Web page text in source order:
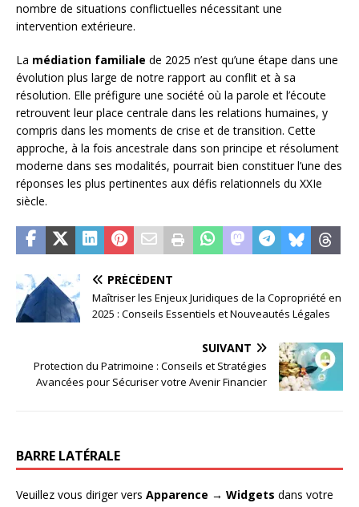
nombre de situations conflictuelles nécessitant une
intervention extérieure.
La médiation familiale de 2025 n’est qu’une étape dans une
évolution plus large de notre rapport au conflit et à sa
résolution. Elle préfigure une société où la parole et l’écoute
retrouvent leur place centrale dans les relations humaines, y
compris dans les moments de crise et de transition. Cette
approche, à la fois ancestrale dans son principe et résolument
moderne dans ses modalités, pourrait bien constituer l’une des
réponses les plus pertinentes aux défis relationnels du XXIe
siècle.
PRÉCÉDENT
Maîtriser les Enjeux Juridiques de la Copropriété en
2025 : Conseils Essentiels et Nouveautés Légales
SUIVANT
Protection du Patrimoine : Conseils et Stratégies
Avancées pour Sécuriser votre Avenir Financier
BARRE LATÉRALE
Veuillez vous diriger vers Apparence → Widgets dans votre